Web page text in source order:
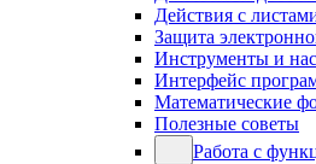
Действия с
Защита
Инструменты и
Интерфейс
Математические
Полезные советы
Работа с